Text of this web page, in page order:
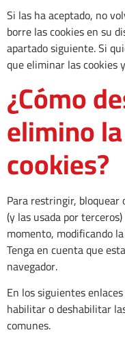
Si las ha aceptado, no
borre las cookies en su
apartado siguiente. Si
que eliminar las cookies
¿Cómo
elimino
cookies?
Para restringir, bloquear
(y las usada por
momento, modificando
Tenga en cuenta que
navegador.
En los siguientes
habilitar o deshabilitar
comunes.